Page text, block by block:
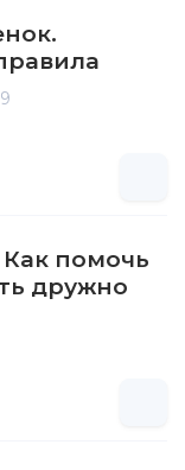
Как помочь
дружно